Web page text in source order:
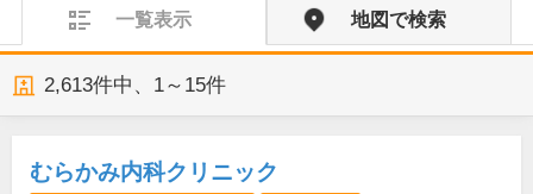
一覧表示 地図で検索
2,613件中、 1～15件
むらかみ内科クリニック